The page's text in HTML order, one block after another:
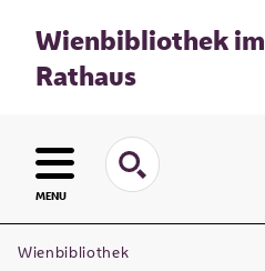
Wienbibliothek im
Rathaus
MENU
Wienbibliothek